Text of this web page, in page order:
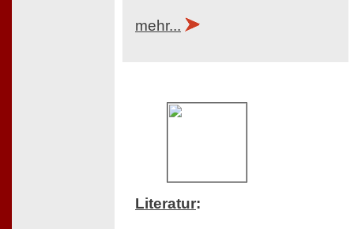
mehr...
Literatur: